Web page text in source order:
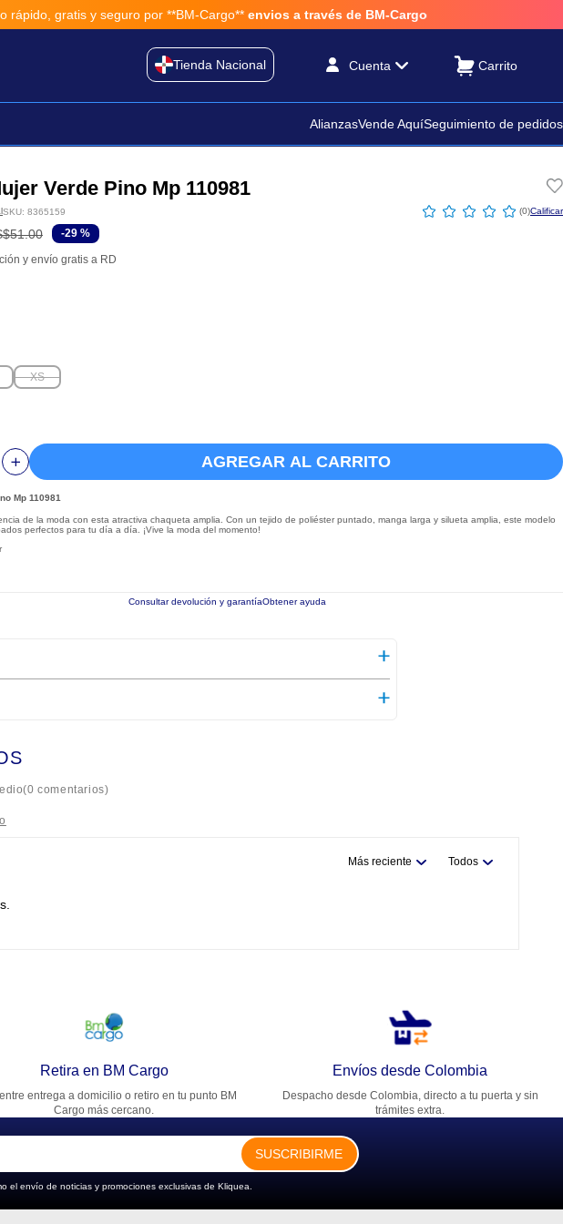
gratis y seguro por **BM-Cargo** envios a través de BM-Cargo
Tienda Nacional Cuenta
AlianzasVende AquíSeguimiento de pedidos
Verde Pino Mp 110981
SKU: 8365159 ☆ ☆ ☆ ☆ ☆ (0)
51.00 -29 %
y envío gratis a RD
XS
AGREGAR AL CARRITO
Mp 110981
de la moda con esta atractiva chaqueta amplia. Con un tejido de poliéster puntado, manga larga y silueta amplia, este modelo
perfectos para tu día a día. ¡Vive la moda del momento!
Consultar devolución y garantíaObtener ayuda
(0 comentarios)
Más reciente Todos
Retira en BM Cargo
entrega a domicilio o retiro en tu punto BM
Cargo más cercano.
Envíos desde Colombia
Despacho desde Colombia, directo a tu puerta y sin
trámites extra.
SUSCRIBIRME
el envío de noticias y promociones exclusivas de Kliquea.